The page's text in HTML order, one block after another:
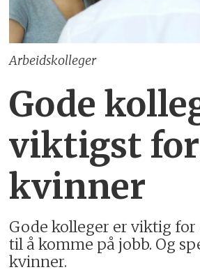
Arbeidskolleger
Gode
viktigst for
kvinner
Gode kolleger er viktig
til å komme på jobb. Og
kvinner.